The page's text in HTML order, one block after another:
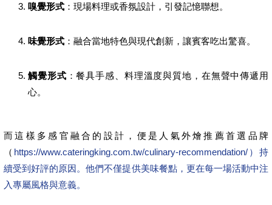
嗅覺形式 ：現場料理或香氛設計，引發記憶聯想。
味覺形式 ：融合當地特色與現代創新，讓賓客吃出驚喜。
觸覺形式 ：餐具手感、料理溫度與質地，在無聲中傳遞用
心。
而這樣多感官融合的設計，便是人氣外燴推薦首選品牌
（ https://www.cateringking.com.tw/culinary-recommendation/）持
續受到好評的原因。他們不僅提供美味餐點，更在每一場活動中注
入專屬風格與意義。